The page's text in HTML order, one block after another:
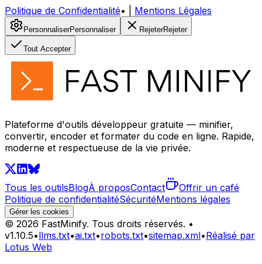
Politique de Confidentialité• Mentions Légales
PersonnaliserPersonnaliser RejeterRejeter
Tout Accepter
Plateforme d'outils développeur gratuite — minifier,
convertir, encoder et formater du code en ligne. Rapide,
moderne et respectueuse de la vie privée.
Tous les outilsBlogÀ proposContact
Offrir un café
Politique de confidentialitéSécuritéMentions légales
Gérer les cookies
© 2026 FastMinify. Tous droits réservés. •
v1.10.5•llms.txt•ai.txt•robots.txt•sitemap.xml•Réalisé par
Lotus Web